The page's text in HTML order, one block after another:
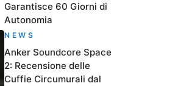
Garantisce 60 Giorni di
Autonomia
NEWS
Anker Soundcore Space
2: Recensione delle
Cuffie Circumurali dal